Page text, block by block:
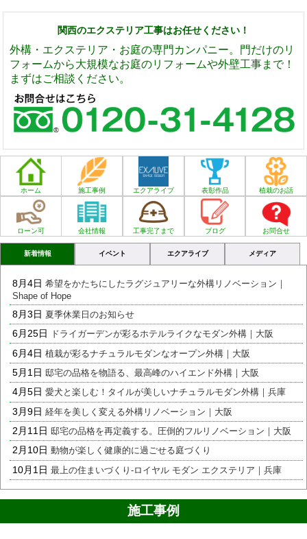
関西のエクステリア工事はお任せください！
外構・エクステリア・お庭の専門カンパニー。門だけのリ
フォームから大規模なお庭のリフォームや外壁工事まで！
まずはご相談ください。
ホーム 施工事例 エクアライブ 表彰作品 植栽のお話
ローン可 会社情報 工事完了まで ブログ お問合せ
新着情報 イベント エクアライブ メディア
8月4日希望をかたちにしたラグジュアリーな外構リノベーション｜
Shape of Hope
8月3日 夏季休業日のお知らせ
6月25日 ドライガーデンが彩るホテルライクなモダン外構｜大阪
6月4日植栽が彩るナチュラルモダンなオープン外構｜大阪
5月1日 邸宅の品格を物語る、最高峰のハイエンド外構｜大阪
4月5日愛犬と楽しむ！タイルが美しいナチュラルモダン外構｜兵庫
3月9日経年を美しく変える外構リノベーション｜大阪
2月11日 邸宅の品格を再定義する。圧倒的フルリノベーション｜大阪
2月10日動物が楽しく健康的に過ごせる庭づくり
10月1日最上の住まいづくり-ロイヤル モダン エクステリア｜兵庫
施工事例